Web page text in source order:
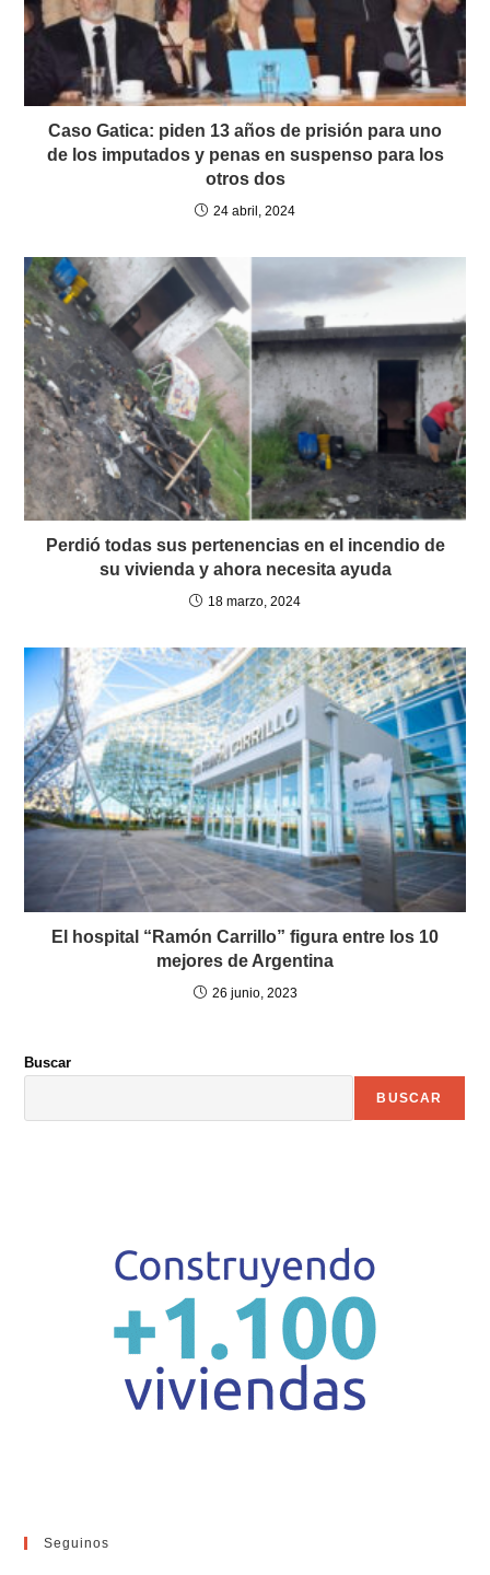
Caso Gatica: piden 13 años de prisión para uno
de los imputados y penas en suspenso para los
otros dos
24 abril, 2024
Perdió todas sus pertenencias en el incendio de
su vivienda y ahora necesita ayuda
18 marzo, 2024
El hospital “Ramón Carrillo” figura entre los 10
mejores de Argentina
26 junio, 2023
Buscar
BUSCAR
Seguinos